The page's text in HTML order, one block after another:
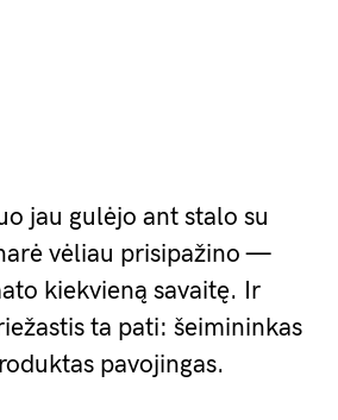
jau gulėjo ant stalo su
vėliau prisipažino —
kiekvieną savaitę. Ir
ta pati: šeimininkas
pavojingas.